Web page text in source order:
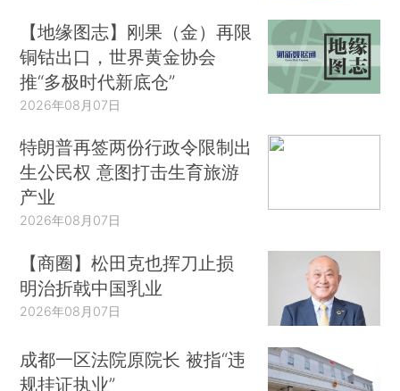
【地缘图志】刚果（金）再限
铜钴出口，世界黄金协会
推“多极时代新底仓”
2026年08月07日
特朗普再签两份行政令限制出
生公民权 意图打击生育旅游
产业
2026年08月07日
【商圈】松田克也挥刀止损
明治折戟中国乳业
2026年08月07日
成都一区法院原院长 被指“违
规挂证执业”